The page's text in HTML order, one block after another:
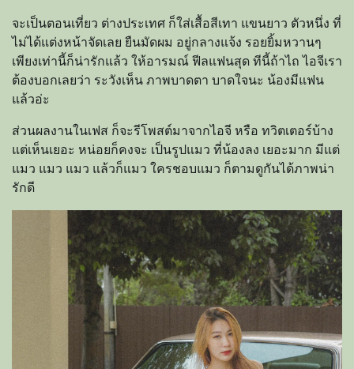
จะเป็นตอนเที่ยว ต่างประเทศ ก็ใส่เสื้อสีเทา แขนยาว ตัวหนึ่ง ที่
ไม่ได้แต่งหน้าจัดเลย ยืนมัดผม อยู่กลางแจ้ง รอยยิ้มหวานๆ
เพียงเท่านี้ก็น่ารักแล้ว ให้อารมณ์ ฟีลแฟนสุด ทีนี้ถ้าไถ ไอจีเรา
ต้องบอกเลยว่า ระวังเห็น ภาพบาดตา บาดใจนะ น้องมีแฟน
แล้วอ่ะ
ส่วนผลงานในเฟส ก็จะรีโพสต์มาจากไอจี หรือ ทวิตเตอร์บ้าง
แต่เห็นเยอะ หน่อยก็คงจะ เป็นรูปแมว ที่น้องลง เยอะมาก มีแต่
แมว แมว แมว แล้วก็แมว ใครชอบแมว ก็ตามดูกันได้ภาพน่า
รักดี